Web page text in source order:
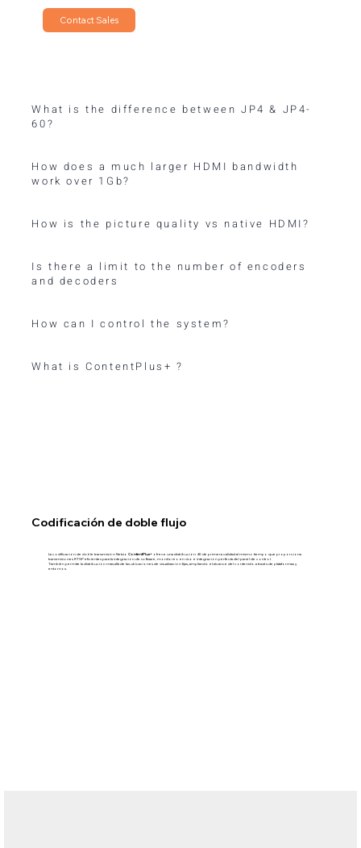
Contact Sales
What is the difference between JP4 & JP4-
60?
How does a much larger HDMI bandwidth
work over 1Gb?
How is the picture quality vs native HDMI?
Is there a limit to the number of encoders
and decoders
How can I control the system?
What is ContentPlus+ ?
Codificación de doble flujo
La codificación de doble transmisión NetvioContentPlus+ ofrece una distribución 4K de primera calidad al mismo tiempo que proporciona
transmisiones RTSP eficientes para la integración de software, monitoreo en vivo e integración perfecta del panel de control.
También permite la distribución más allá de las ubicaciones de visualización fijas, ampliando el alcance del contenido a través de plataformas y
entornos.